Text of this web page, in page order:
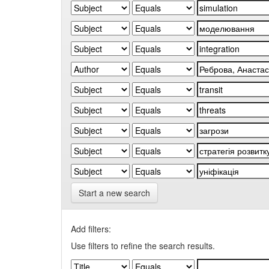
Start a new search
Add filters:
Use filters to refine the search results.